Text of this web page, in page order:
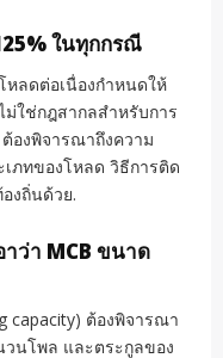
ในทุกกรณี
หลดต่อเนื่องกำหนดให้
ม่ใช่กฎสากลสำหรับการ
ต้องพิจารณาถึงความ
ภทของโหลด วิธีการติด
งถิ่นด้วย.
ว่า MCB ขนาด
capacity) ต้องพิจารณา
นโพล และตระกูลของ